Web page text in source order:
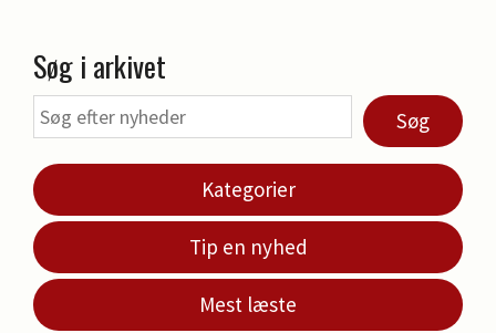
Søg i arkivet
Søg
Kategorier
Tip en nyhed
Mest læste